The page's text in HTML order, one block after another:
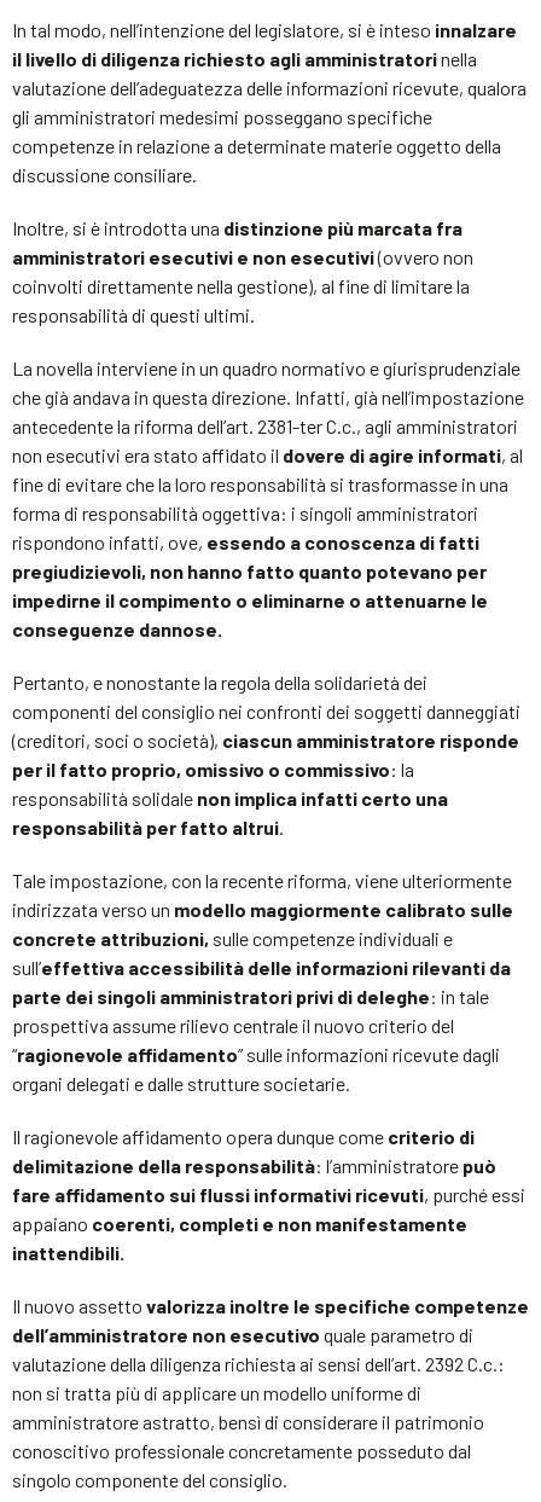
In tal modo, nell’intenzione del legislatore, si è inteso innalzare
il livello di diligenza richiesto agli amministratorinella
valutazione dell’adeguatezza delle informazioni ricevute, qualora
gli amministratori medesimi posseggano specifiche
competenze in relazione a determinate materie oggetto della
discussione consiliare.
Inoltre, si è introdotta una distinzione più marcata fra
amministratori esecutivi e non esecutivi(ovvero non
coinvolti direttamente nella gestione), al fine di limitare la
responsabilità di questi ultimi.
La novella interviene in un quadro normativo e giurisprudenziale
che già andava in questa direzione. Infatti, già nell’impostazione
antecedente la riforma dell’art. 2381-ter C.c., agli amministratori
non esecutivi era stato affidato il dovere di agire informati, al
fine di evitare che la loro responsabilità si trasformasse in una
forma di responsabilità oggettiva: i singoli amministratori
rispondono infatti, ove, essendo a conoscenza di fatti
pregiudizievoli, non hanno fatto quanto potevano per
impedirne il compimento o eliminarne o attenuarne le
conseguenze dannose.
Pertanto, e nonostante la regola della solidarietà dei
componenti del consiglio nei confronti dei soggetti danneggiati
(creditori, soci o società), ciascun amministratore risponde
per il fatto proprio, omissivo o commissivo: la
responsabilità solidale non implica infatti certo una
responsabilità per fatto altrui.
Tale impostazione, con la recente riforma, viene ulteriormente
indirizzata verso un modello maggiormente calibrato sulle
concrete attribuzioni, sulle competenze individuali e
sull’effettiva accessibilità delle informazioni rilevanti da
parte dei singoli amministratori privi di deleghe: in tale
prospettiva assume rilievo centrale il nuovo criterio del
“ragionevole affidamento” sulle informazioni ricevute dagli
organi delegati e dalle strutture societarie.
Il ragionevole affidamento opera dunque come criterio di
delimitazione della responsabilità: l’amministratore può
fare affidamento sui flussi informativi ricevuti, purché essi
appaiano coerenti, completi e non manifestamente
inattendibili.
Il nuovo assetto valorizza inoltre le specifiche competenze
dell’amministratore non esecutivo quale parametro di
valutazione della diligenza richiesta ai sensi dell’art. 2392 C.c.:
non si tratta più di applicare un modello uniforme di
amministratore astratto, bensì di considerare il patrimonio
conoscitivo professionale concretamente posseduto dal
singolo componente del consiglio.